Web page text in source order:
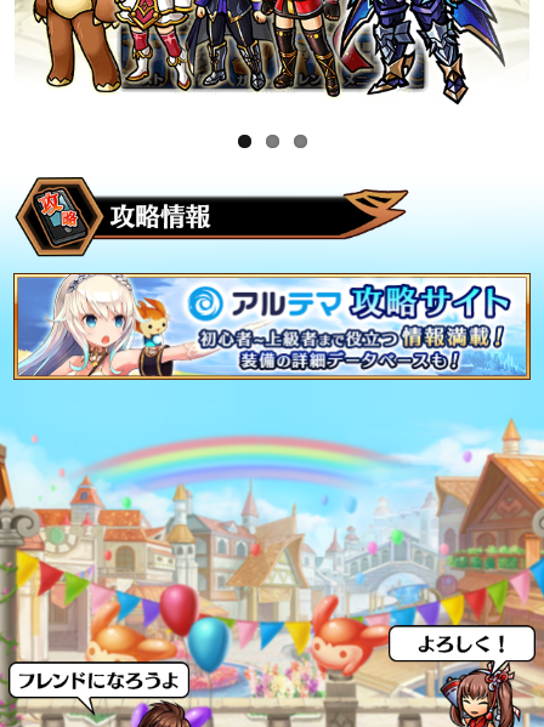
2022-08-17
お知らせ
TVアニメ『盾の勇者の成り上がり Season 2』とコラボを
開催！
お知らせ
2022-06-15
お知らせ
TVアニメ『結城友奈は勇者である』とコラボを開催！
『ありふれた職業で世界最強』コラボ終了しました
2022-03-01
お知らせ
TVアニメ『ありふれた職業で世界最強』とコラボを開催！
2022-01-12
お知らせ
『エヴァンゲリオン』コラボ第6弾を開催！
2021-12-29
お知らせ
『オーバーロード』コラボ終了しました
2021-12-15
お知らせ
TVアニメ『オーバーロード』とコラボ開催！
2021-11-24
お知らせ
おかげさまで7周年！ 最大77GEMのログインボーナスや
「船上パーティ」がテーマの記念イベントを開催！